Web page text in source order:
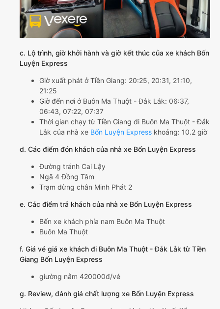
c. Lộ trình, giờ khởi hành và giờ kết thúc của xe khách Bốn
Luyện Express
Giờ xuất phát ở Tiền Giang: 20:25, 20:31, 21:10,
21:25
Giờ đến nơi ở Buôn Ma Thuột - Đắk Lắk: 06:37,
06:43, 07:22, 07:37
Thời gian chạy từ Tiền Giang đi Buôn Ma Thuột - Đắk
Lắk của nhà xe Bốn Luyện Express khoảng: 10.2 giờ
d. Các điểm đón khách của nhà xe Bốn Luyện Express
Đường tránh Cai Lậy
Ngã 4 Đồng Tâm
Trạm dừng chân Minh Phát 2
e. Các điểm trả khách của nhà xe Bốn Luyện Express
Bến xe khách phía nam Buôn Ma Thuột
Buôn Ma Thuột
f. Giá vé giá xe khách đi Buôn Ma Thuột - Đắk Lắk từ Tiền
Giang Bốn Luyện Express
giường nằm 420000đ/vé
g. Review, đánh giá chất lượng xe Bốn Luyện Express